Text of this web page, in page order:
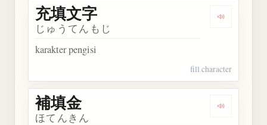
Dengarkan
充填文字
じゅうてんもじ
karakter pengisi
fill character
Dengarkan
補填金
ほてんきん